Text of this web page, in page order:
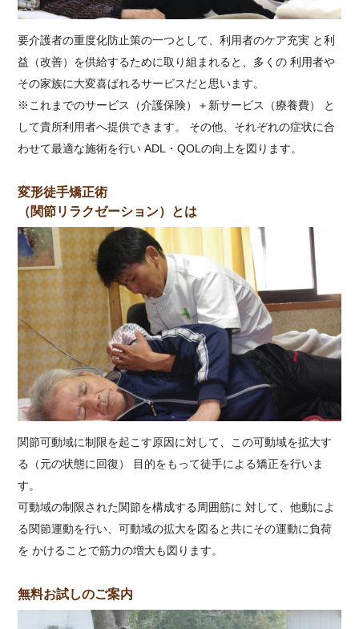
要介護者の重度化防止策の一つとして、利用者のケア充実 と利
益（改善）を供給するために取り組まれると、多くの 利用者や
その家族に大変喜ばれるサービスだと思います。
※これまでのサービス（介護保険）＋新サービス（療養費） と
して貴所利用者へ提供できます。 その他、それぞれの症状に合
わせて最適な施術を行い ADL・QOLの向上を図ります。
変形徒手矯正術
（関節リラクゼーション）とは
関節可動域に制限を起こす原因に対して、この可動域を拡大す
る（元の状態に回復） 目的をもって徒手による矯正を行いま
す。
可動域の制限された関節を構成する周囲筋に 対して、他動によ
る関節運動を行い、可動域の拡大を図ると共にその運動に負荷
を かけることで筋力の増大も図ります。
無料お試しのご案内